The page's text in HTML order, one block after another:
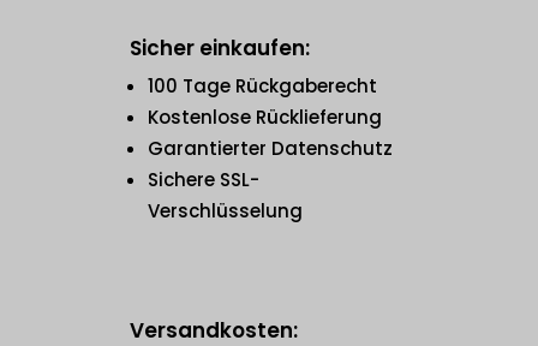
Sicher einkaufen:
100 Tage Rückgaberecht
Kostenlose Rücklieferung
Garantierter Datenschutz
Sichere SSL-
Verschlüsselung
Versandkosten: